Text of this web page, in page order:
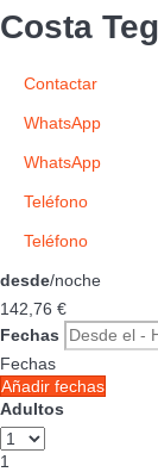
Costa
Contactar
WhatsApp
WhatsApp
Teléfono
Teléfono
desde/noche
142, 76 €
Fechas
Fechas
Añadir fechas
Adultos
1